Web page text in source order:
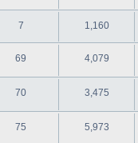
7 1,160
69 4,079
70 3,475
75 5,973